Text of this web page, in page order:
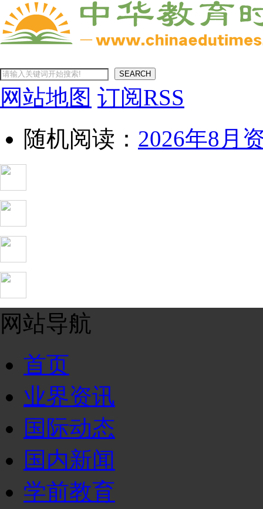
SEARCH
网站地图 订阅RSS
随机阅读： 2026年8月
网站导航
首页
业界资讯
国际动态
国内新闻
学前教育